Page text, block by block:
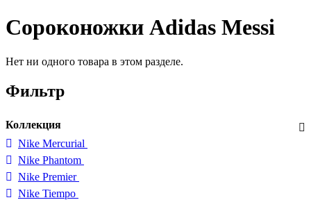
Сороконожки Adidas Messi
Нет ни одного товара в этом разделе.
Фильтр
Коллекция
Nike Mercurial
Nike Phantom
Nike Premier
Nike Tiempo